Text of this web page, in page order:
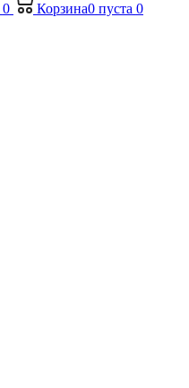
0 Корзина0 пуста 0